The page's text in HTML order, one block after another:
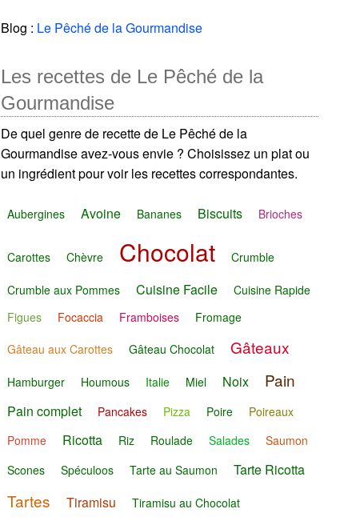
Blog : Le Pêché de la Gourmandise
Les recettes de Le Pêché de la
Gourmandise
De quel genre de recette de Le Pêché de la
Gourmandise avez-vous envie ? Choisissez un plat ou
un ingrédient pour voir les recettes correspondantes.
Aubergines Avoine Bananes Biscuits Brioches
Carottes Chèvre Chocolat Crumble
Crumble aux Pommes Cuisine Facile
Cuisine Rapide
Figues
Focaccia Framboises
Fromage
Gâteau aux Carottes
Gâteau Chocolat Gâteaux
Hamburger Houmous Italie Miel Noix Pain
Pain complet Pancakes Pizza Poire
Poireaux
Pomme
Ricotta Riz Roulade Salades
Saumon
Scones
Spéculoos Tarte au Saumon Tarte Ricotta
Tartes Tiramisu Tiramisu au Chocolat